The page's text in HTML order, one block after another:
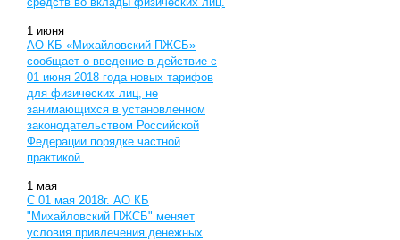
1 июня
АО КБ «Михайловский ПЖСБ»
сообщает о введение в действие с
01 июня 2018 года новых тарифов
для физических лиц, не
занимающихся в установленном
законодательством Российской
Федерации порядке частной
практикой.
1 мая
С 01 мая 2018г. АО КБ
"Михайловский ПЖСБ" меняет
условия привлечения денежных